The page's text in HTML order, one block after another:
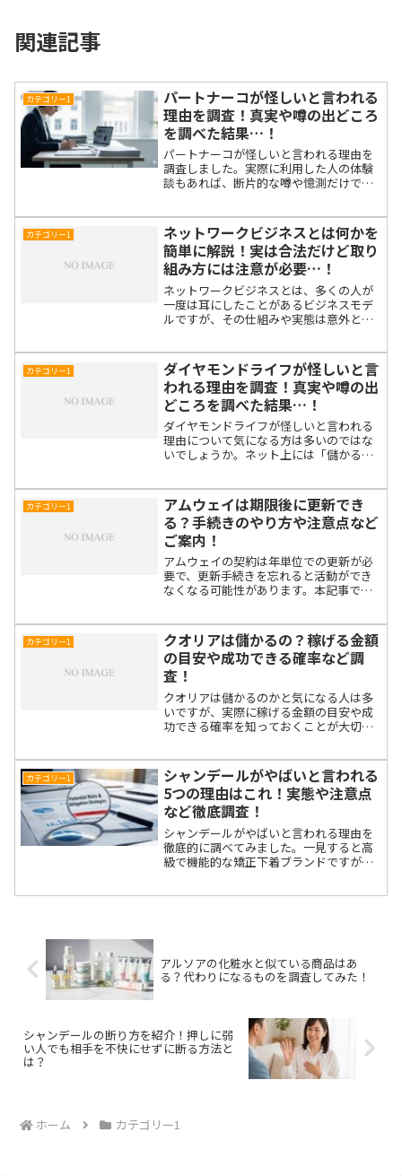
関連記事
カテゴリー1
パートナーコが怪しいと言われる
理由を調査！真実や噂の出どころ
を調べた結果…！
パートナーコが怪しいと言われる理由を
調査しました。実際に利用した人の体験
談もあれば、断片的な噂や憶測だけで語
ただ、怪しいと言われる企業よりも、評
判の良い会社を選んだ方が...
カテゴリー1
ネットワークビジネスとは何かを
簡単に解説！実は合法だけど取り
組み方には注意が必要…！
ネットワークビジネスとは、多くの人が
一度は耳にしたことがあるビジネスモデ
ルですが、その仕組みや実態は意外と知
初心者にもわかりやすく解説します。 合
法である一方で、始め...
カテゴリー1
ダイヤモンドライフが怪しいと言
われる理由を調査！真実や噂の出
どころを調べた結果…！
ダイヤモンドライフが怪しいと言われる
理由について気になる方は多いのではな
いでしょうか。ネット上には「儲かる」
事では、実際に怪しいとされる背景や噂
の出どころをひとつひとつ...
カテゴリー1
アムウェイは期限後に更新でき
る？手続きのやり方や注意点など
ご案内！
アムウェイの契約は年単位での更新が必
要で、更新手続きを忘れると活動ができ
なくなる可能性があります。本記事で
法や注意点をわかりやすく解説します。
スムーズな再登録やトラブル...
カテゴリー1
クオリアは儲かるの？稼げる金額
の目安や成功できる確率など調
査！
クオリアは儲かるのかと気になる人は多
いですが、実際に稼げる金額の目安や成
功できる確率を知っておくことが大切で
きく変わります。ここでは実際の事例や
収益パターンをもとに、ク...
カテゴリー1
シャンデールがやばいと言われる
5つの理由はこれ！実態や注意点
など徹底調査！
シャンデールがやばいと言われる理由を
徹底的に調べてみました。一見すると高
級で機能的な矯正下着ブランドですが、
アルソアの化粧水と似ている商品はあ
る？代わりになるものを調査してみた！
シャンデールの断り方を紹介！押しに弱
い人でも相手を不快にせずに断る方法と
は？
ホーム カテゴリー1